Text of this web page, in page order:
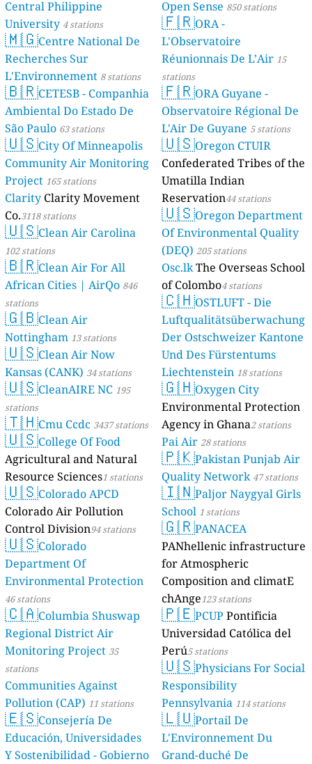
Central Philippine
University 4 stations
🇲🇬Centre National De
Recherches Sur
L'Environnement 8 stations
🇧🇷CETESB - Companhia
Ambiental Do Estado De
São Paulo 63 stations
🇺🇸City Of Minneapolis
Community Air Monitoring
Project 165 stations
Clarity Clarity Movement
Co.3118 stations
🇺🇸Clean Air Carolina
102 stations
🇧🇷Clean Air For All
African Cities | AirQo 846
stations
🇬🇧Clean Air
Nottingham 13 stations
🇺🇸Clean Air Now
Kansas (CANK) 34 stations
🇺🇸CleanAIRE NC 195
stations
🇹🇭Cmu Ccdc 3437 stations
🇺🇸College Of Food
Agricultural and Natural
Resource Sciences1 stations
🇺🇸Colorado APCD
Colorado Air Pollution
Control Division94 stations
🇺🇸Colorado
Department Of
Environmental Protection
46 stations
🇨🇦Columbia Shuswap
Regional District Air
Monitoring Project 35
stations
Communities Against
Pollution (CAP) 11 stations
🇪🇸Consejería De
Educación, Universidades
Y Sostenibilidad - Gobierno
Open Sense 850 stations
🇫🇷ORA -
L'Observatoire
Réunionnais De L’Air 15
stations
🇫🇷ORA Guyane -
Observatoire Régional De
L'Air De Guyane 5 stations
🇺🇸Oregon CTUIR
Confederated Tribes of the
Umatilla Indian
Reservation44 stations
🇺🇸Oregon Department
Of Environmental Quality
(DEQ) 205 stations
Osc.lkThe Overseas School
of Colombo4 stations
🇨🇭OSTLUFT - Die
Luftqualitätsüberwachung
Der Ostschweizer Kantone
Und Des Fürstentums
Liechtenstein 18 stations
🇬🇭Oxygen City
Environmental Protection
Agency in Ghana2 stations
Pai Air 28 stations
🇵🇰Pakistan Punjab Air
Quality Network 47 stations
🇮🇳Paljor Naygyal Girls
School 1 stations
🇬🇷PANACEA
PANhellenic infrastructure
for Atmospheric
Composition and climatE
chAnge123 stations
🇵🇪PCUP Pontificia
Universidad Católica del
Perú5 stations
🇺🇸Physicians For Social
Responsibility
Pennsylvania 114 stations
🇱🇺Portail De
L'Environnement Du
Grand-duché De